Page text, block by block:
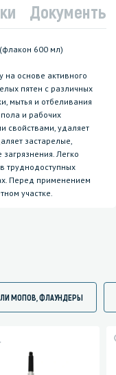
Документы
600 мл)
на основе активного
пятен с различных
мытья и отбеливания
и рабочих
свойствами, удаляет
застарелые,
Легко
труднодоступных
Перед применением
участке.
МОПОВ, ФЛАУНДЕРЫ